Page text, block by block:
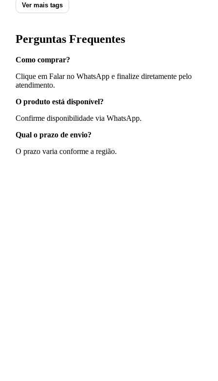
Ver mais tags
Perguntas Frequentes
Como comprar?
Clique em Falar no WhatsApp e finalize diretamente pelo
atendimento.
O produto está disponível?
Confirme disponibilidade via WhatsApp.
Qual o prazo de envio?
O prazo varia conforme a região.